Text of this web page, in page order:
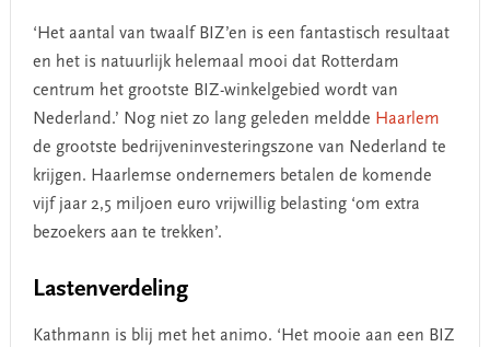
‘Het aantal van twaalf BIZ’en is een fantastisch resultaat
en het is natuurlijk helemaal mooi dat Rotterdam
centrum het grootste BIZ-winkelgebied wordt van
Nederland.’ Nog niet zo lang geleden meldde Haarlem
de grootste bedrijveninvesteringszone van Nederland te
krijgen. Haarlemse ondernemers betalen de komende
vijf jaar 2,5 miljoen euro vrijwillig belasting ‘om extra
bezoekers aan te trekken’.
Lastenverdeling
Kathmann is blij met het animo. ‘Het mooie aan een BIZ